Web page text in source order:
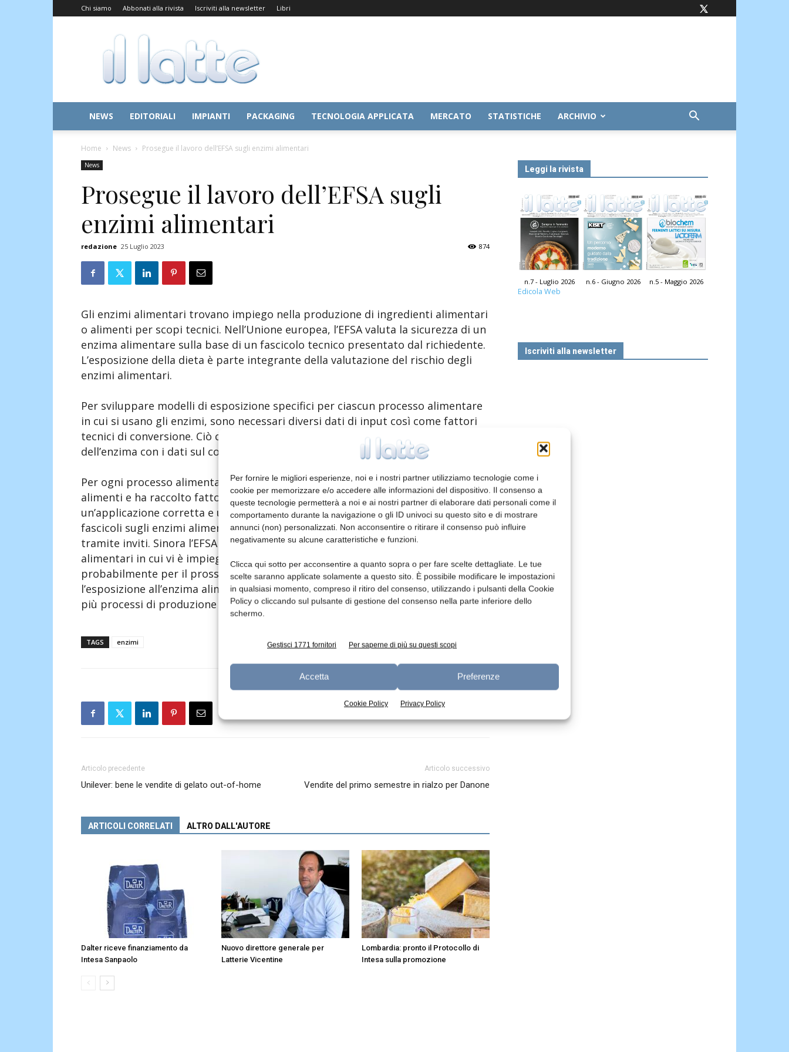
Per fornire le migliori esperienze, noi e i nostri partner utilizziamo tecnologie come i
cookie per memorizzare e/o accedere alle informazioni del dispositivo. Il consenso a
queste tecnologie permetterà a noi e ai nostri partner di elaborare dati personali come il
comportamento durante la navigazione o gli ID univoci su questo sito e di mostrare
annunci (non) personalizzati. Non acconsentire o ritirare il consenso può influire
negativamente su alcune caratteristiche e funzioni.
Clicca qui sotto per acconsentire a quanto sopra o per fare scelte dettagliate. Le tue
scelte saranno applicate solamente a questo sito. È possibile modificare le impostazioni
in qualsiasi momento, compreso il ritiro del consenso, utilizzando i pulsanti della Cookie
Policy o cliccando sul pulsante di gestione del consenso nella parte inferiore dello
schermo.
Gestisci 1771 fornitori Per saperne di più su questi scopi
Accetta Preferenze
Cookie Policy Privacy Policy
Chi siamo Abbonati alla rivista Iscriviti alla newsletter Libri
Il
Latte
NEWS EDITORIALI IMPIANTI PACKAGING TECNOLOGIA APPLICATA MERCATO STATISTICHE ARCHIVIO
Home News Prosegue il lavoro dell’EFSA sugli enzimi alimentari
News
Prosegue il lavoro dell’EFSA sugli
enzimi alimentari
redazione 25 Luglio 2023 874
Gli enzimi alimentari trovano impiego nella produzione di ingredienti alimentari
o alimenti per scopi tecnici. Nell’Unione europea, l’EFSA valuta la sicurezza di un
enzima alimentare sulla base di un fascicolo tecnico presentato dal richiedente.
L’esposizione della dieta è parte integrante della valutazione del rischio degli
enzimi alimentari.
Per sviluppare modelli di esposizione specifici per ciascun processo alimentare
in cui si usano gli enzimi, sono necessari diversi dati di input così come fattori
tecnici di conversione. Ciò consente di mettere in relazione il tenore di impiego
dell’enzima con i dati sul consumo alimentare raccolti in indagini dietetiche.
Per ogni processo alimentare, l’EFSA ha individuato un elenco di gruppi di
alimenti e ha raccolto fattori tecnici di conversione. Per garantire
un’applicazione corretta e uniforme di questi dati di input nella valutazione dei
fascicoli sugli enzimi alimentari, l’EFSA ha inoltre consultato le parti interessate
tramite inviti. Sinora l’EFSA ha compilato i dati di input di ben 40 processi
alimentari in cui vi è impiego di enzimi. Il
porterà al rilascio,
probabilmente per il prossimo anno, di uno strumento in grado di stimare
l’esposizione all’enzima alimentare-solidi organici totali (TOS) se impiegato in
più processi di produzione alimentare.
TAGS enzimi
Articolo precedente
Unilever: bene le vendite di gelato out-of-home
Articolo successivo
Vendite del primo semestre in rialzo per Danone
ARTICOLI CORRELATI ALTRO DALL'AUTORE
Dalter riceve finanziamento da
Intesa Sanpaolo
Nuovo direttore generale per
Latterie Vicentine
Lombardia: pronto il Protocollo di
Intesa sulla promozione
Leggi la rivista
n.7 - Luglio 2026 n.6 - Giugno 2026 n.5 - Maggio 2026
Edicola Web
Iscriviti alla newsletter